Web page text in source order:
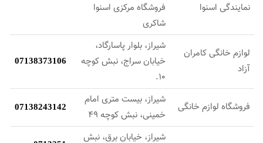
نمایندگی اسنوا
فروشگاه مرکزی اسنوا
شاکری
لوازم خانگی کامران
آزاد
شیراز، بلوار پاسارگاد،
خیابان سراج، نبش کوچه
10.
07138373106
فروشگاه لوازم خانگی
شیراز، بیست متری امام
خمینی، نبش کوچه 49
07138243142
شیراز، خیابان برق، نبش